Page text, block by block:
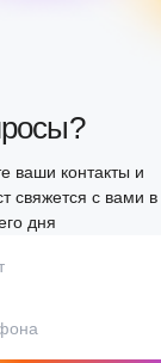
ваши контакты и
свяжется с вами в
дня